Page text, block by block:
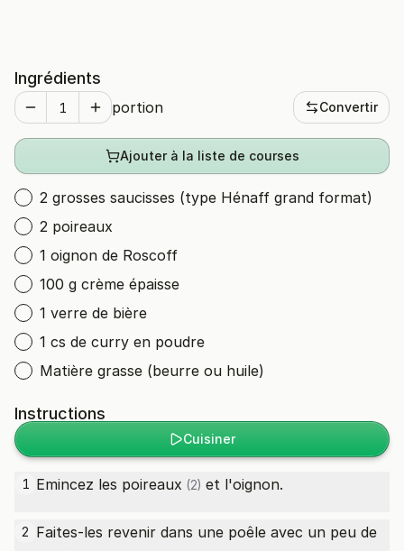
Ingrédients
portion Convertir
Ajouter à la liste de courses
2 grosses saucisses (type Hénaff grand format)
2 poireaux
1 oignon de Roscoff
100 g crème épaisse
1 verre de bière
1 cs de curry en poudre
Matière grasse (beurre ou huile)
Instructions
Cuisiner
1 Emincez les poireaux (2) et l'oignon.
2 Faites-les revenir dans une poêle avec un peu de